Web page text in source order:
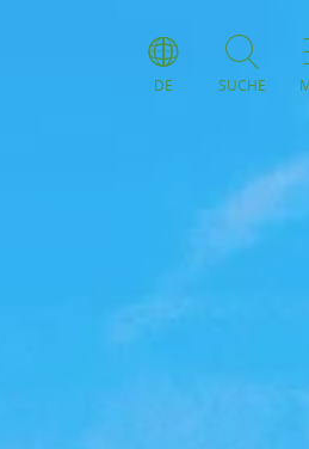
DE SUCHE